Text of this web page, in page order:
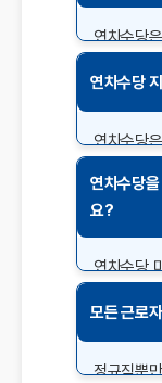
지급됩니
연차휴가
근로자에
제공됩니
연차수당
기본급과
산정하며,
따라 세부
연차수당
연차수당
이내에 지
맞추어 지
중요합니
연차수당
요?
연차수당
문제를 제
어렵다면
취하는 것
모든 근로
정규직뿐